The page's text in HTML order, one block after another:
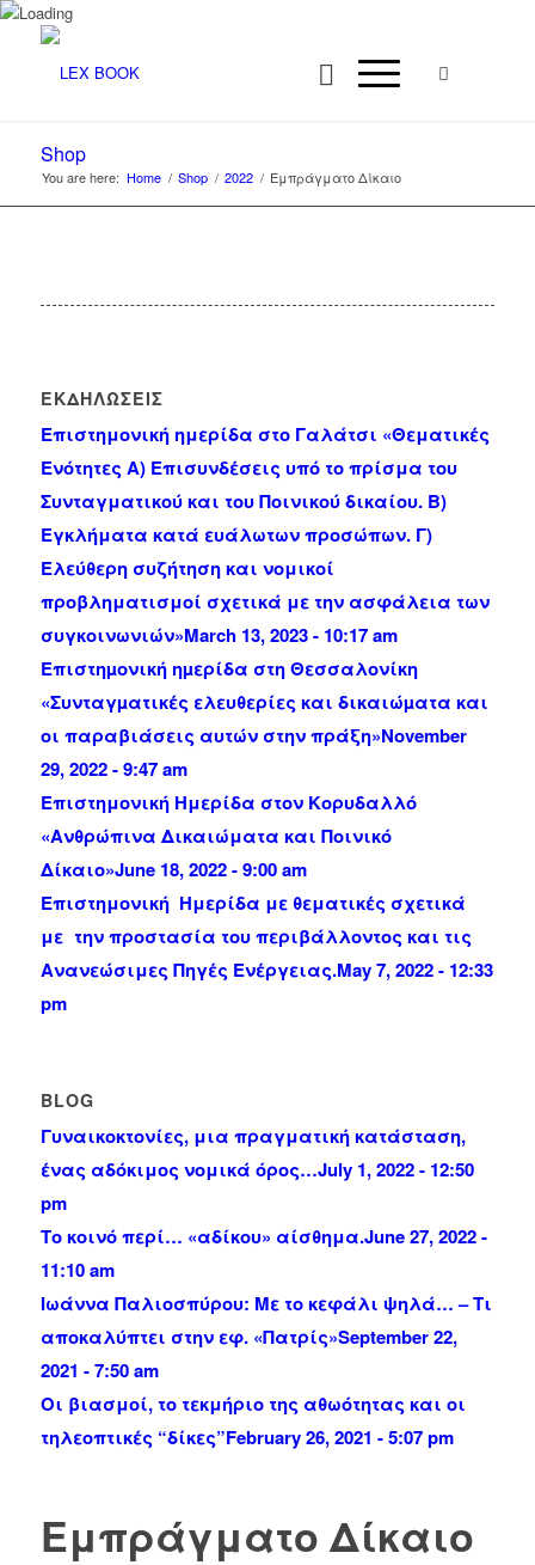
Shop
You are here: Home / Shop / 2022 / Εμπράγματο Δίκαιο
ΕΚΔΗΛΩΣΕΙΣ
Επιστημονική ημερίδα στο Γαλάτσι «Θεματικές
Ενότητες Α) Επισυνδέσεις υπό το πρίσμα του
Συνταγματικού και του Ποινικού δικαίου. Β)
Εγκλήματα κατά ευάλωτων προσώπων. Γ)
Ελεύθερη συζήτηση και νομικοί
προβληματισμοί σχετικά με την ασφάλεια των
συγκοινωνιών»March 13, 2023 - 10:17 am
Επιστηµονική ηµερίδα στη Θεσσαλονίκη
«Συνταγµατικές ελευθερίες και δικαιώµατα και
οι παραβιάσεις αυτών στην πράξη»November
29, 2022 - 9:47 am
Επιστημονική Ημερίδα στον Κορυδαλλό
«Ανθρώπινα Δικαιώματα και Ποινικό
Δίκαιο»June 18, 2022 - 9:00 am
Επιστημονική Ημερίδα με θεματικές σχετικά
με την προστασία του περιβάλλοντος και τις
Ανανεώσιμες Πηγές Ενέργειας.May 7, 2022 - 12:33
pm
BLOG
Γυναικοκτονίες, μια πραγματική κατάσταση,
ένας αδόκιμος νομικά όρος…July 1, 2022 - 12:50
pm
Το κοινό περί… «αδίκου» αίσθημα.June 27, 2022 -
11:10 am
Ιωάννα Παλιοσπύρου: Με το κεφάλι ψηλά… – Τι
αποκαλύπτει στην εφ. «Πατρίς»September 22,
2021 - 7:50 am
Οι βιασμοί, το τεκμήριο της αθωότητας και οι
τηλεοπτικές “δίκες”February 26, 2021 - 5:07 pm
Εμπράγματο Δίκαιο